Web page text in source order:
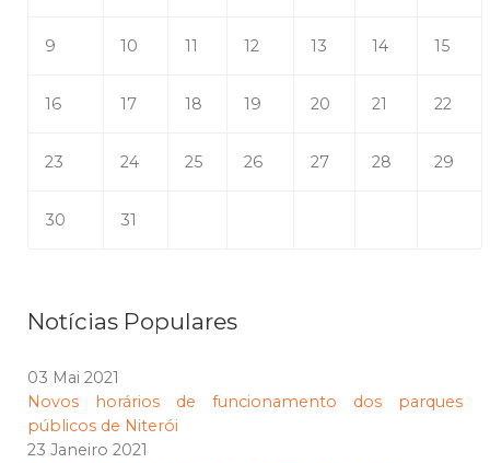
9 10 11 12 13 14 15
16 17 18 19 20 21 22
23 24 25 26 27 28 29
30 31
Notícias Populares
03 Mai 2021
Novos horários de funcionamento dos parques
públicos de Niterói
23 Janeiro 2021